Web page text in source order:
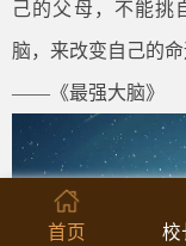
己的父母，不能挑
脑，来改变自己的
——《最强大脑》
首页 校